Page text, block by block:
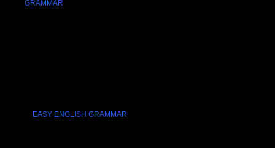
EASY ENGLISH GRAMMAR